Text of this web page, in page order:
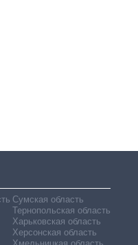
Сумская область
Тернопольская область
Харьковская область
Херсонская область